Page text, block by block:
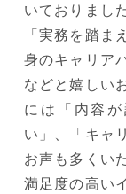
いておりまし
「実務を踏ま
身のキャリア
などと嬉しい
には「内容
い」、「キャ
お声も多くい
満足度の高い